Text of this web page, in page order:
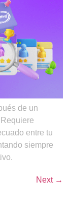
de un
entre tu
siempre
Next →